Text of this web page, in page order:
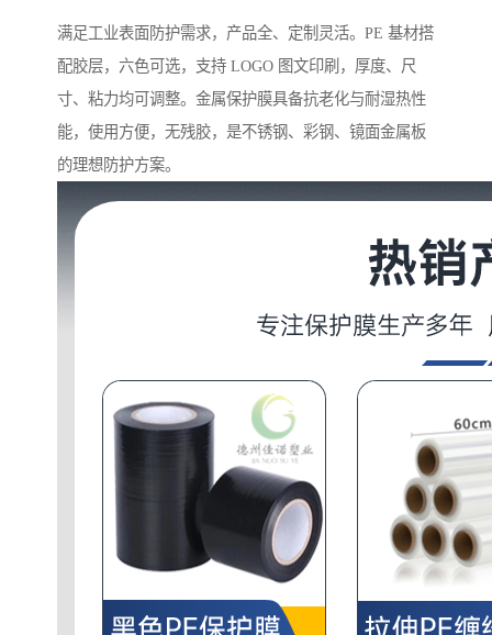
满足工业表面防护需求，产品全、定制灵活。PE 基材搭
配胶层，六色可选，支持 LOGO 图文印刷，厚度、尺
寸、粘力均可调整。金属保护膜具备抗老化与耐湿热性
能，使用方便，无残胶，是不锈钢、彩钢、镜面金属板
的理想防护方案。